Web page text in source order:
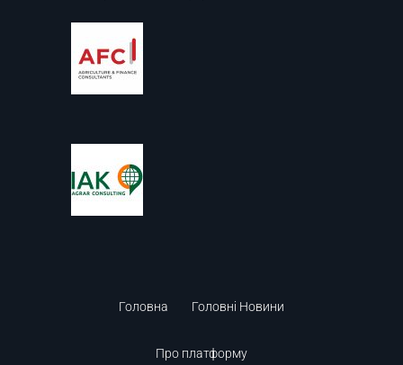
Головна Головні Новини
Про платформу